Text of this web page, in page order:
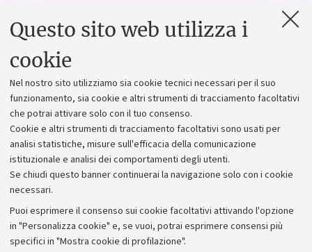
Questo sito web utilizza i
cookie
Nel nostro sito utilizziamo sia cookie tecnici necessari per il suo
funzionamento, sia cookie e altri strumenti di tracciamento facoltativi
che potrai attivare solo con il tuo consenso.
Cookie e altri strumenti di tracciamento facoltativi sono usati per
analisi statistiche, misure sull'efficacia della comunicazione
istituzionale e analisi dei comportamenti degli utenti.
Se chiudi questo banner continuerai la navigazione solo con i cookie
necessari.
Puoi esprimere il consenso sui cookie facoltativi attivando l'opzione
in "Personalizza cookie" e, se vuoi, potrai esprimere consensi più
specifici in "Mostra cookie di profilazione".
Contatti e PEC
Alumni community
Piano strategico
Bilanci
Donazioni e 5x1000
Bandi, gare e concorsi
Albo online